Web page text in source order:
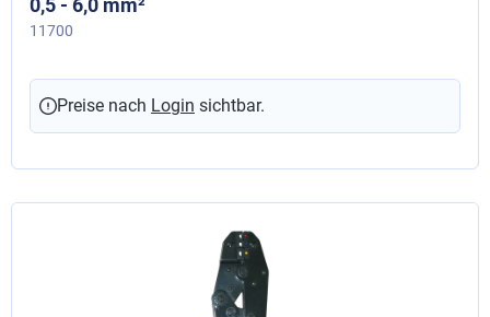
0,5 - 6,0 mm²
11700
Preise nach Login sichtbar.